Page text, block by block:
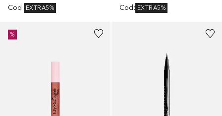
Cod: EXTRA5% Cod: EXTRA5%
%
+10 +5